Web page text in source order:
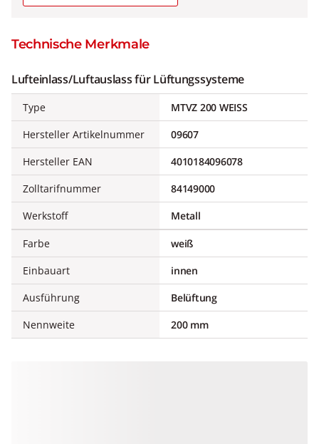
Technische Merkmale
Lufteinlass/Luftauslass für Lüftungssysteme
Type
MTVZ 200 WEISS
Hersteller Artikelnummer
09607
Hersteller EAN
4010184096078
Zolltarifnummer
84149000
Werkstoff
Metall
Farbe
weiß
Einbauart
innen
Ausführung
Belüftung
Nennweite
200 mm